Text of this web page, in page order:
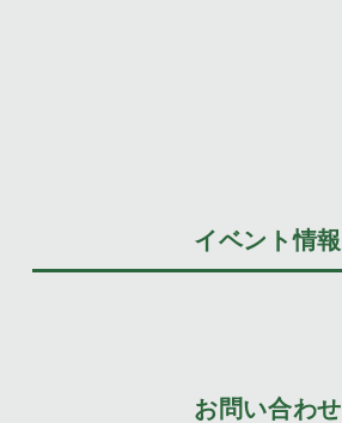
イベント情報
お問い合わせ